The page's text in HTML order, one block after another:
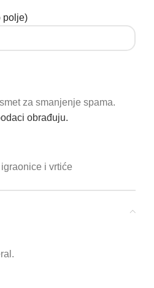
NEWSLETTER
polje)
za smanjenje spama.
obrađuju.
i vrtiće